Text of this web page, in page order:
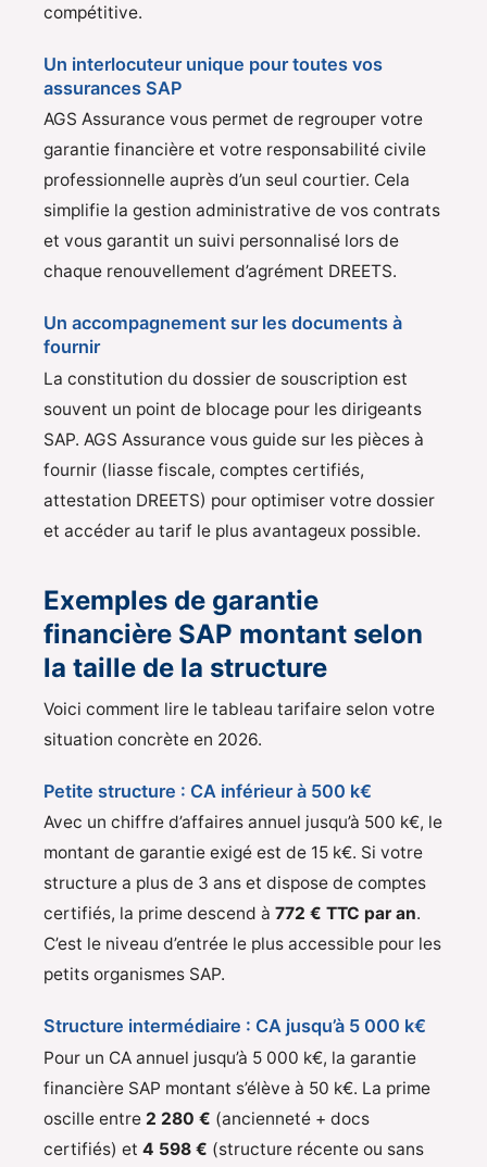
compétitive.
Un interlocuteur unique pour toutes vos
assurances SAP
AGS Assurance vous permet de regrouper votre
garantie financière et votre responsabilité civile
professionnelle auprès d’un seul courtier. Cela
simplifie la gestion administrative de vos contrats
et vous garantit un suivi personnalisé lors de
chaque renouvellement d’agrément DREETS.
Un accompagnement sur les documents à
fournir
La constitution du dossier de souscription est
souvent un point de blocage pour les dirigeants
SAP. AGS Assurance vous guide sur les pièces à
fournir (liasse fiscale, comptes certifiés,
attestation DREETS) pour optimiser votre dossier
et accéder au tarif le plus avantageux possible.
Exemples de garantie
financière SAP montant selon
la taille de la structure
Voici comment lire le tableau tarifaire selon votre
situation concrète en 2026.
Petite structure : CA inférieur à 500 k€
Avec un chiffre d’affaires annuel jusqu’à 500 k€, le
montant de garantie exigé est de 15 k€. Si votre
structure a plus de 3 ans et dispose de comptes
certifiés, la prime descend à 772 € TTC par an.
C’est le niveau d’entrée le plus accessible pour les
petits organismes SAP.
Structure intermédiaire : CA jusqu’à 5 000 k€
Pour un CA annuel jusqu’à 5 000 k€, la garantie
financière SAP montant s’élève à 50 k€. La prime
oscille entre 2 280 € (ancienneté + docs
certifiés) et 4 598 € (structure récente ou sans